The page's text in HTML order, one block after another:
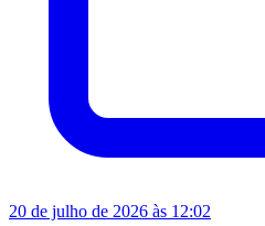
20 de julho de 2026 às 12:02